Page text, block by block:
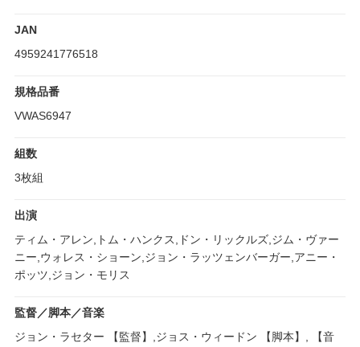
JAN
4959241776518
規格品番
VWAS6947
組数
3枚組
出演
ティム・アレン,トム・ハンクス,ドン・リックルズ,ジム・ヴァー
ニー,ウォレス・ショーン,ジョン・ラッツェンバーガー,アニー・
ポッツ,ジョン・モリス
監督／脚本／音楽
ジョン・ラセター 【監督】,ジョス・ウィードン 【脚本】, 【音